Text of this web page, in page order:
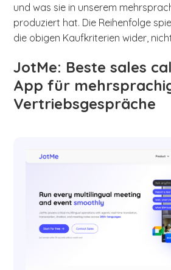
und was sie in unserem
produziert hat. Die Reihenfolge
die obigen Kaufkriterien wider,
JotMe: Beste sales
App für
Vertriebsgespräche